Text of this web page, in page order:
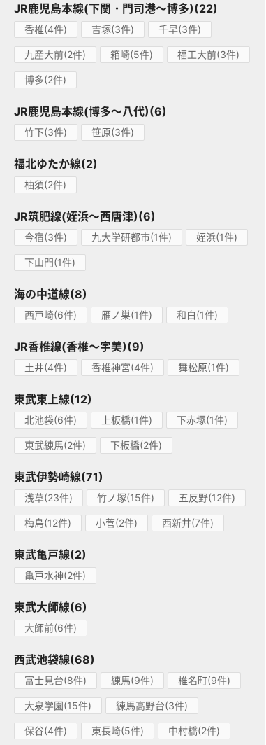
JR鹿児島本線(下関・門司港～博多)(22)
香椎(4件) 吉塚(3件) 千早(3件)
九産大前(2件) 箱崎(5件) 福工大前(3件)
博多(2件)
JR鹿児島本線(博多～八代)(6)
竹下(3件) 笹原(3件)
福北ゆたか線(2)
柚須(2件)
JR筑肥線(姪浜～西唐津)(6)
今宿(3件) 九大学研都市(1件) 姪浜(1件)
下山門(1件)
海の中道線(8)
西戸崎(6件) 雁ノ巣(1件) 和白(1件)
JR香椎線(香椎～宇美)(9)
土井(4件) 香椎神宮(4件) 舞松原(1件)
東武東上線(12)
北池袋(6件) 上板橋(1件) 下赤塚(1件)
東武練馬(2件) 下板橋(2件)
東武伊勢崎線(71)
浅草(23件) 竹ノ塚(15件) 五反野(12件)
梅島(12件) 小菅(2件) 西新井(7件)
東武亀戸線(2)
亀戸水神(2件)
東武大師線(6)
大師前(6件)
西武池袋線(68)
富士見台(8件) 練馬(9件) 椎名町(9件)
大泉学園(15件) 練馬高野台(3件)
保谷(4件) 東長崎(5件) 中村橋(2件)